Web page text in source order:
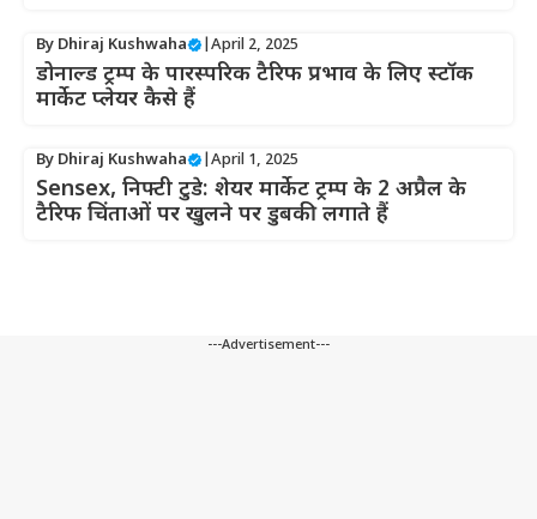
By Dhiraj Kushwaha April 2, 2025
डोनाल्ड ट्रम्प के पारस्परिक टैरिफ प्रभाव के लिए स्टॉक
मार्केट प्लेयर कैसे हैं
By Dhiraj Kushwaha April 1, 2025
Sensex, निफ्टी टुडे: शेयर मार्केट ट्रम्प के 2 अप्रैल के
टैरिफ चिंताओं पर खुलने पर डुबकी लगाते हैं
---Advertisement---